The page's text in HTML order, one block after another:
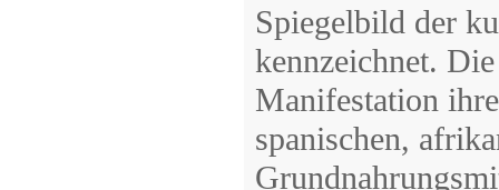
Spiegelbild der
kennzeichnet.
Manifestation
spanischen,